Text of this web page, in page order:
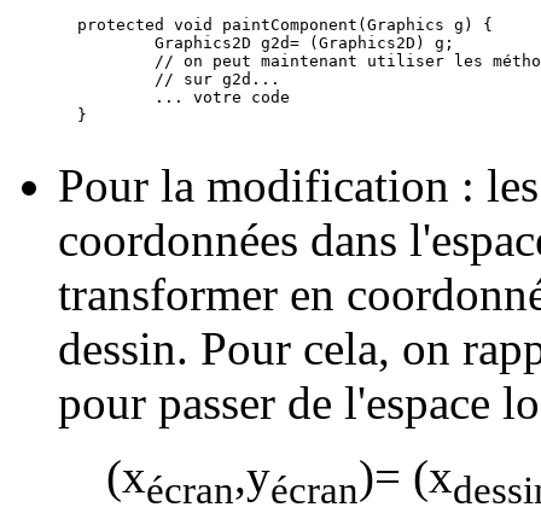
  protected void paintComponent(Graphics g) {
  }
Pour la modification :
coordonnées dans
transformer en
dessin. Pour cela, on
pour passer de l'espace
(xécran,yécran)= (x